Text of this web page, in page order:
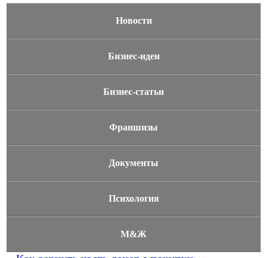
Новости
Бизнес-идеи
Бизнес-статьи
Франшизы
Документы
Психология
М&Ж